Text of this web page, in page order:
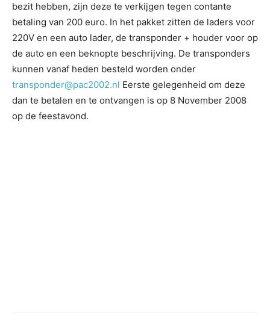
bezit hebben, zijn deze te verkijgen tegen contante
betaling van 200 euro. In het pakket zitten de laders voor
220V en een auto lader, de transponder + houder voor op
de auto en een beknopte beschrijving. De transponders
kunnen vanaf heden besteld worden onder
transponder@pac2002.nl Eerste gelegenheid om deze
dan te betalen en te ontvangen is op 8 November 2008
op de feestavond.